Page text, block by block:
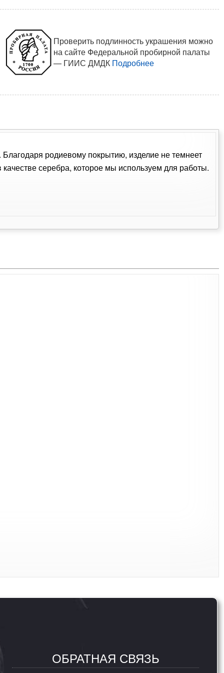
Проверить подлинность украшения можно
на сайте Федеральной пробирной палаты
— ГИИС ДМДК Подробнее
родиевому покрытию, изделие не темнеет
серебра, которое мы используем для работы.
ОБРАТНАЯ СВЯЗЬ